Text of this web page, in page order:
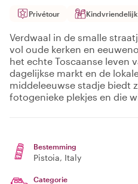
Privétour Kindvriendelijk
Verdwaal in de smalle
vol oude kerken en
het echte Toscaanse leven
dagelijkse markt en de
middeleeuwse stadje biedt
fotogenieke plekjes en die
Bestemming
Pistoia, Italy
Categorie